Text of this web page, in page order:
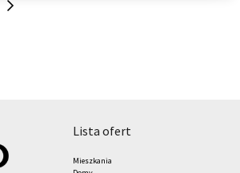
lista ofert
Mieszkania